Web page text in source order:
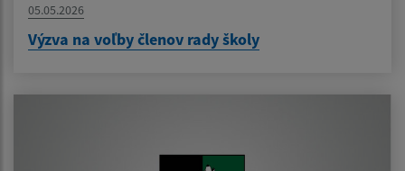
05.05.2026
Výzva na voľby členov rady školy